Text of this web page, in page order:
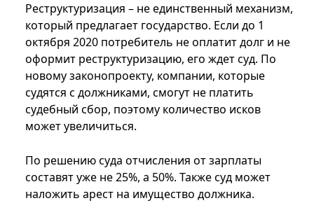
Реструктуризация – не единственный механизм,
который предлагает государство. Если до 1
октября 2020 потребитель не оплатит долг и не
оформит реструктуризацию, его ждет суд. По
новому законопроекту, компании, которые
судятся с должниками, смогут не платить
судебный сбор, поэтому количество исков
может увеличиться.
По решению суда отчисления от зарплаты
составят уже не 25%, а 50%. Также суд может
наложить арест на имущество должника.